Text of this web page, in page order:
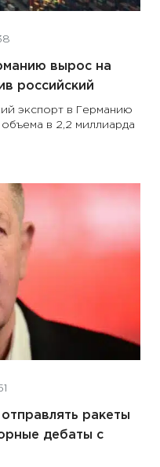
вырос на
российский
экспорт в Германию
в 2,2 миллиарда
ракеты
дебаты с